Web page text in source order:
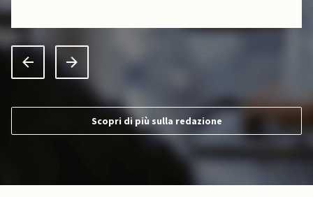
Scopri di più sulla redazione